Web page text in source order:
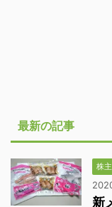
最新の記事
株
新